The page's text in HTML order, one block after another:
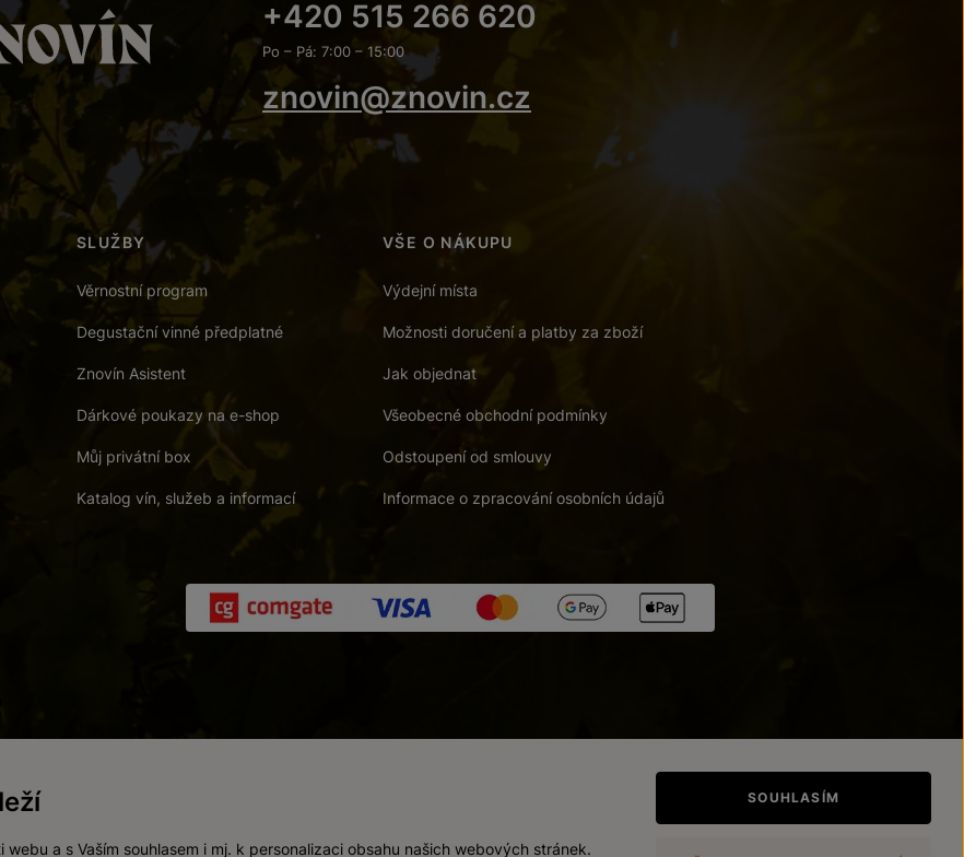
+420 515 266 620
Po – Pá: 7:00 – 15:00
znovin@znovin.cz
SLUŽBY
Věrnostní program
Degustační vinné předplatné
Znovín Asistent
Dárkové poukazy na e-shop
Můj privátní box
Katalog vín, služeb a informací
VŠE O NÁKUPU
Výdejní místa
Možnosti doručení a platby za zboží
Jak objednat
Všeobecné obchodní podmínky
Odstoupení od smlouvy
Informace o zpracování osobních údajů
Zákaz prodeje alkoholických nápojů osobám mladším 18 let.
Vytvořil webProgress
a s Vaším souhlasem i mj. k personalizaci obsahu našich webových stránek.
SOUHLASÍM